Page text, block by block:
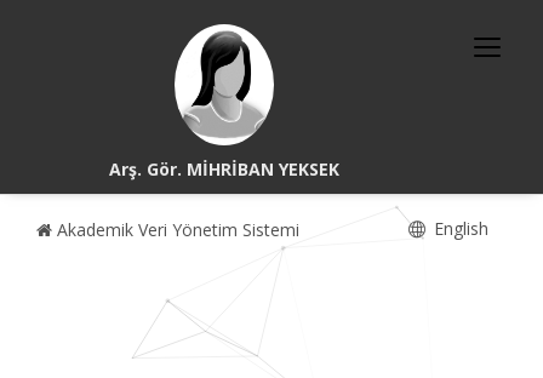
Arş. Gör. MİHRİBAN YEKSEK
Akademik Veri Yönetim Sistemi English